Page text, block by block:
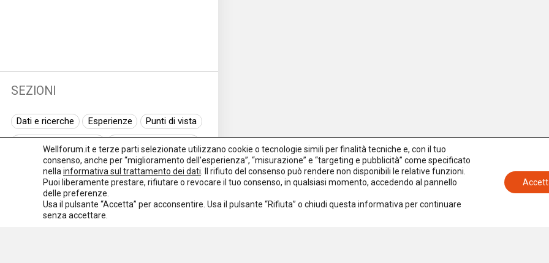
SEZIONI
Dati e ricerche Esperienze
Punti di vista
Normativa europea
Rassegna normativa
I seminari di Welforum
Eventi
Spazio ai promotori
Wellforum.it e terze parti selezionate utilizzano cookie o tecnologie simili per finalità tecniche e, con il tuo
consenso, anche per “miglioramento dell'esperienza”, “misurazione” e “targeting e pubblicità” come specificato
nella informativa sul trattamento dei dati . Il rifiuto del consenso può rendere non disponibili le relative funzioni.
Puoi liberamente prestare, rifiutare o revocare il tuo consenso, in qualsiasi momento, accedendo al pannello
delle preferenze.
Usa il pulsante “Accetta” per acconsentire. Usa il pulsante “Rifiuta” o chiudi questa informativa per continuare
senza accettare.